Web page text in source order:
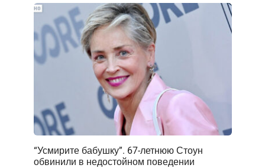
“Усмирите бабушку”. 67-летнюю Стоун
обвинили в недостойном поведении